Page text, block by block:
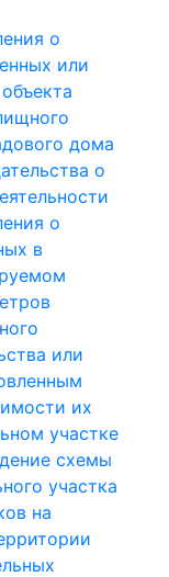
о
или
дома
о
о
в
или
их
участке
схемы
участка
на